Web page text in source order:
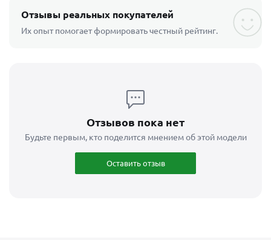
Отзывы реальных покупателей
Их опыт помогает формировать честный рейтинг.
Отзывов пока нет
Будьте первым, кто поделится мнением об этой модели
Оставить отзыв